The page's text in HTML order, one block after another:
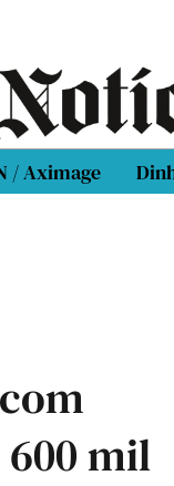
/ Aximage
mil